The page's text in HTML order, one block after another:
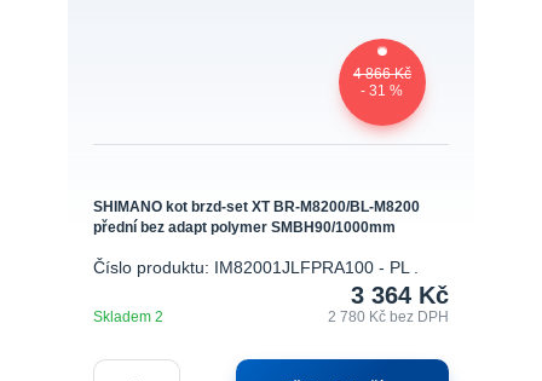
4 866 Kč
- 31 %
SHIMANO kot brzd-set XT BR-M8200/BL-M8200
přední bez adapt polymer SMBH90/1000mm
Číslo produktu: IM82001JLFPRA100 - PL .
3 364 Kč
2 780 Kč bez DPH
Skladem 2